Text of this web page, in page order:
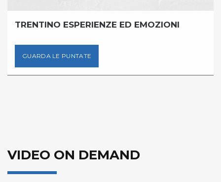
TRENTINO ESPERIENZE ED EMOZIONI
GUARDA LE PUNTATE
VIDEO ON DEMAND